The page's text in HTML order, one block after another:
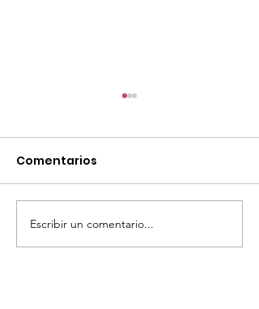
¡Acapulco y Guerrero
se Visten de Fiesta!
Comentarios
Escribir un comentario...